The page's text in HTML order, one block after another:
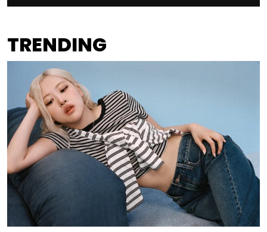
TRENDING